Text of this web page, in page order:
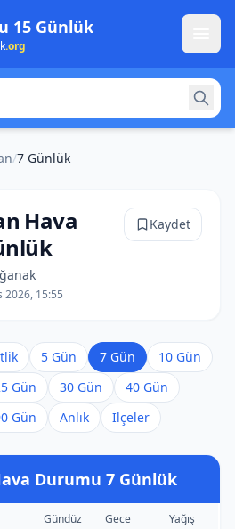
15 Günlük
.org
/7 Günlük
Hava
2026, 15:55
Kaydet
5 Gün 7 Gün
10 Gün
Gün 30 Gün
40 Gün
Gün Anlık İlçeler
Durumu 7 Günlük
Gündüz Gece Yağış